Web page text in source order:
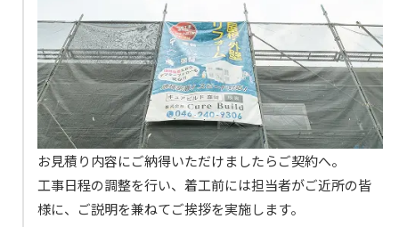
お見積り内容にご納得いただけましたらご契約へ。
工事日程の調整を行い、着工前には担当者がご近所の皆
様に、ご説明を兼ねてご挨拶を実施します。